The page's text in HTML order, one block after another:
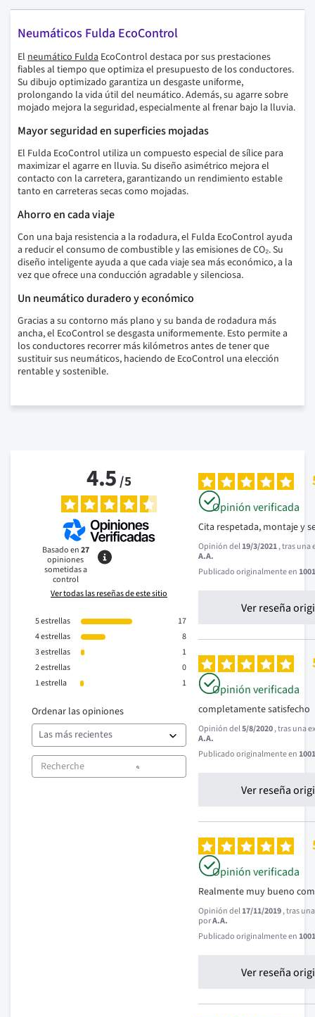
Neumáticos Fulda EcoControl
El neumático Fulda EcoControl destaca por sus prestaciones
fiables al tiempo que optimiza el presupuesto de los conductores.
Su dibujo optimizado garantiza un desgaste uniforme,
prolongando la vida útil del neumático. Además, su agarre sobre
mojado mejora la seguridad, especialmente al frenar bajo la lluvia.
Mayor seguridad en superficies mojadas
El Fulda EcoControl utiliza un compuesto especial de sílice para
maximizar el agarre en lluvia. Su diseño asimétrico mejora el
contacto con la carretera, garantizando un rendimiento estable
tanto en carreteras secas como mojadas.
Ahorro en cada viaje
Con una baja resistencia a la rodadura, el Fulda EcoControl ayuda
a reducir el consumo de combustible y las emisiones de CO₂. Su
diseño inteligente ayuda a que cada viaje sea más económico, a la
vez que ofrece una conducción agradable y silenciosa.
Un neumático duradero y económico
Gracias a su contorno más plano y su banda de rodadura más
ancha, el EcoControl se desgasta uniformemente. Esto permite a
los conductores recorrer más kilómetros antes de tener que
sustituir sus neumáticos, haciendo de EcoControl una elección
rentable y sostenible.
4.5/5
Basado en27
opiniones
sometidas a
control
Ver todas las reseñas de este sitio
5estrellas
17
4estrellas
8
3estrellas
1
2estrellas
0
1estrella 1
Ordenar las opiniones
Opinión verificada
Cita respetada, montaje y
Opinión del19/3/2021, tras una
A.A.
Publicado originalmente en
Ver reseña
Opinión verificada
completamente satisfecho
Opinión del5/8/2020, tras una
A.A.
Publicado originalmente en
Ver reseña
Opinión verificada
Realmente muy bueno
Opinión del17/11/2019, tras
porA.A.
Publicado originalmente en
Ver reseña